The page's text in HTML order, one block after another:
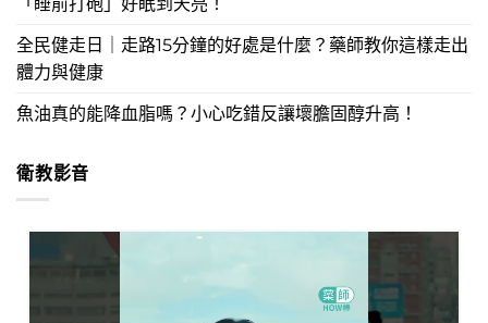
全民健走日｜走路15分鐘的好處是什麼？藥師教你這樣走出
體力與健康
魚油真的能降血脂嗎？小心吃錯反讓壞膽固醇升高！
衛教影音